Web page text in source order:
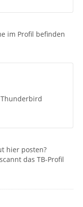
im Profil befinden
hier posten?
das TB-Profil